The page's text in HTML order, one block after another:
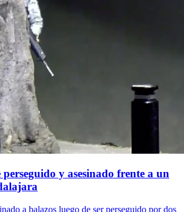
y asesinado frente a un
a balazos luego de ser perseguido por dos